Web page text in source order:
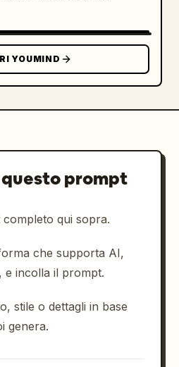
YOUMIND
questo prompt
qui sopra.
che supporta AI,
e incolla il prompt.
stile o dettagli in base
genera.